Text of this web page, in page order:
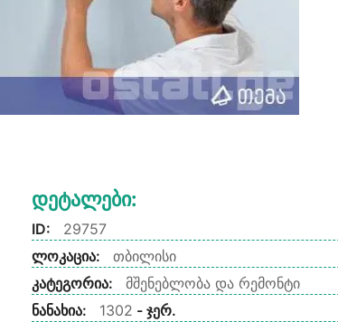
Დეტალები:
ID:
29757
ლოკაცია:
თბილისი
კატეგორია:
მშენებლობა და რემონტი
ნანახია:
1302 - ჯერ.